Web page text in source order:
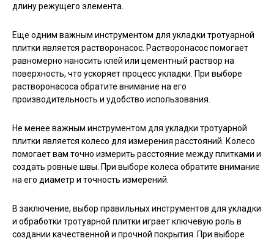
длину режущего элемента.
Еще одним важным инструментом для укладки тротуарной
плитки является растворонасос. Растворонасос помогает
равномерно наносить клей или цементный раствор на
поверхность, что ускоряет процесс укладки. При выборе
растворонасоса обратите внимание на его
производительность и удобство использования.
Не менее важным инструментом для укладки тротуарной
плитки является колесо для измерения расстояний. Колесо
помогает вам точно измерить расстояние между плитками и
создать ровные швы. При выборе колеса обратите внимание
на его диаметр и точность измерений.
В заключение, выбор правильных инструментов для укладки
и обработки тротуарной плитки играет ключевую роль в
создании качественной и прочной покрытия. При выборе